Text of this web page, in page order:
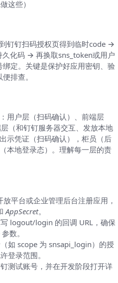
这些）
钉钉扫码授权页得到临时code →
化码 → 再换取sns_token或用户
定。关键是保护好应用密钥、验
排查。
用户层（扫码确认）、前端层
（和钉钉服务器交互、发放本地
示凭证（扫码确认），柜员（后
本地登录态）。理解每一层的责
放平台或企业管理后台注册应用，
AppSecret。
写 logout/login 的回调 URL，确保
数。
如 scope 为 snsapi_login）的授
登录范围。
测试账号，并在开发阶段打开详